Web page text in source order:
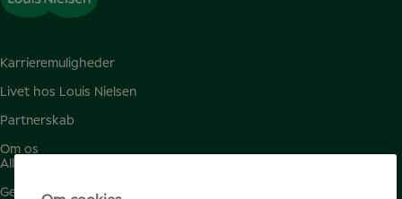
Karrieremuligheder
Livet hos Louis Nielsen
Partnerskab
Om os
Alle jobs
Gemte jobs